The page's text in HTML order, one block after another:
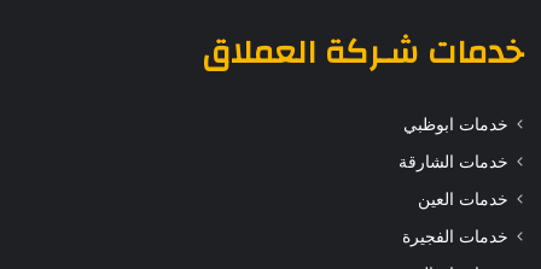
خدمات شـركة العملاق
خدمات ابوظبي
خدمات الشارقة
خدمات العين
خدمات الفجيرة